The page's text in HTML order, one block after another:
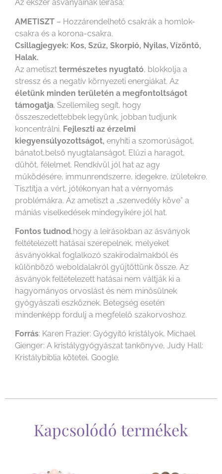
Az ékszer ásványainak leírása:
AMETISZT – Hozzárendelhető csakrák a homlok-
csakra és a korona-csakra.
Csillagjegyek: Kos, Szűz, Skorpió, Nyilas, Vízöntő,
Halak.
Az ametiszt természetes nyugtató, blokkolja a
stressz és a negatív környezeti energiákat. Az
életünk minden területén a megfontoltságot
támogatja. Szellemileg segít, hogy
összeszedettebbek legyünk, jobban tudjunk
koncentrálni. Fejleszti az érzelmi
kiegyensúlyozottságot, enyhíti a szomorúságot,
bánatot,belső nyugtalanságot. Elűzi a haragot,
dühöt, félelmet. Rendkívül jól hat az agy
működésére, immunrendszerre, idegekre, ízületekre.
Tisztítja a vért, jótékonyan hat a vérnyomás
problémákra. Az ametiszt a „szenvedély köve” a
mániás viselkedések mindegyikére jól hat.
Fontos tudnod,hogy a leírásokban az ásványok
feltételezett hatásai szerepelnek, melyeket
ásványokkal foglalkozó szakirodalmakból és
különböző weboldalakról gyűjtöttünk össze. Az
ásványok feltételezett hatásai nem váltják ki a
hagyományos orvoslást és nem minősülnek
gyógyászati eszköznek. Betegség esetén
mindenképp fordulj a megfelelő szakorvoshoz.
Forrás: Karen Frazier: Gyógyító kristályok, Michael
Gienger: A kristálygyógyászat tankönyve, Judy Hall:
Kristálybiblia kötetei, Google.
Kapcsolódó termékek